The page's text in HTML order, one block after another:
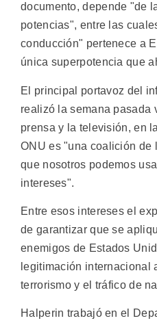
documento, depende "de
potencias", entre las
conducción" pertenece a
única superpotencia que
El principal portavoz del
realizó la semana pasada
prensa y la televisión, en
ONU es "una coalición de
que nosotros podemos
intereses".
Entre esos intereses el
de garantizar que se
enemigos de Estados
legitimación internacional
terrorismo y el tráfico de
Halperin trabajó en el